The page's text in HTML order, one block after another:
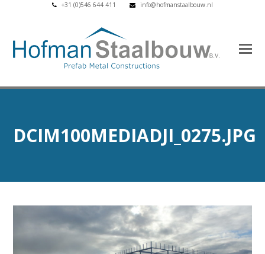
+31 (0)546 644 411 info@hofmanstaalbouw.nl
DCIM100MEDIADJI_0275.JPG